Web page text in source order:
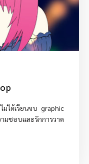
ด้เรียนจบ graphic
มชอบและรักการวาด